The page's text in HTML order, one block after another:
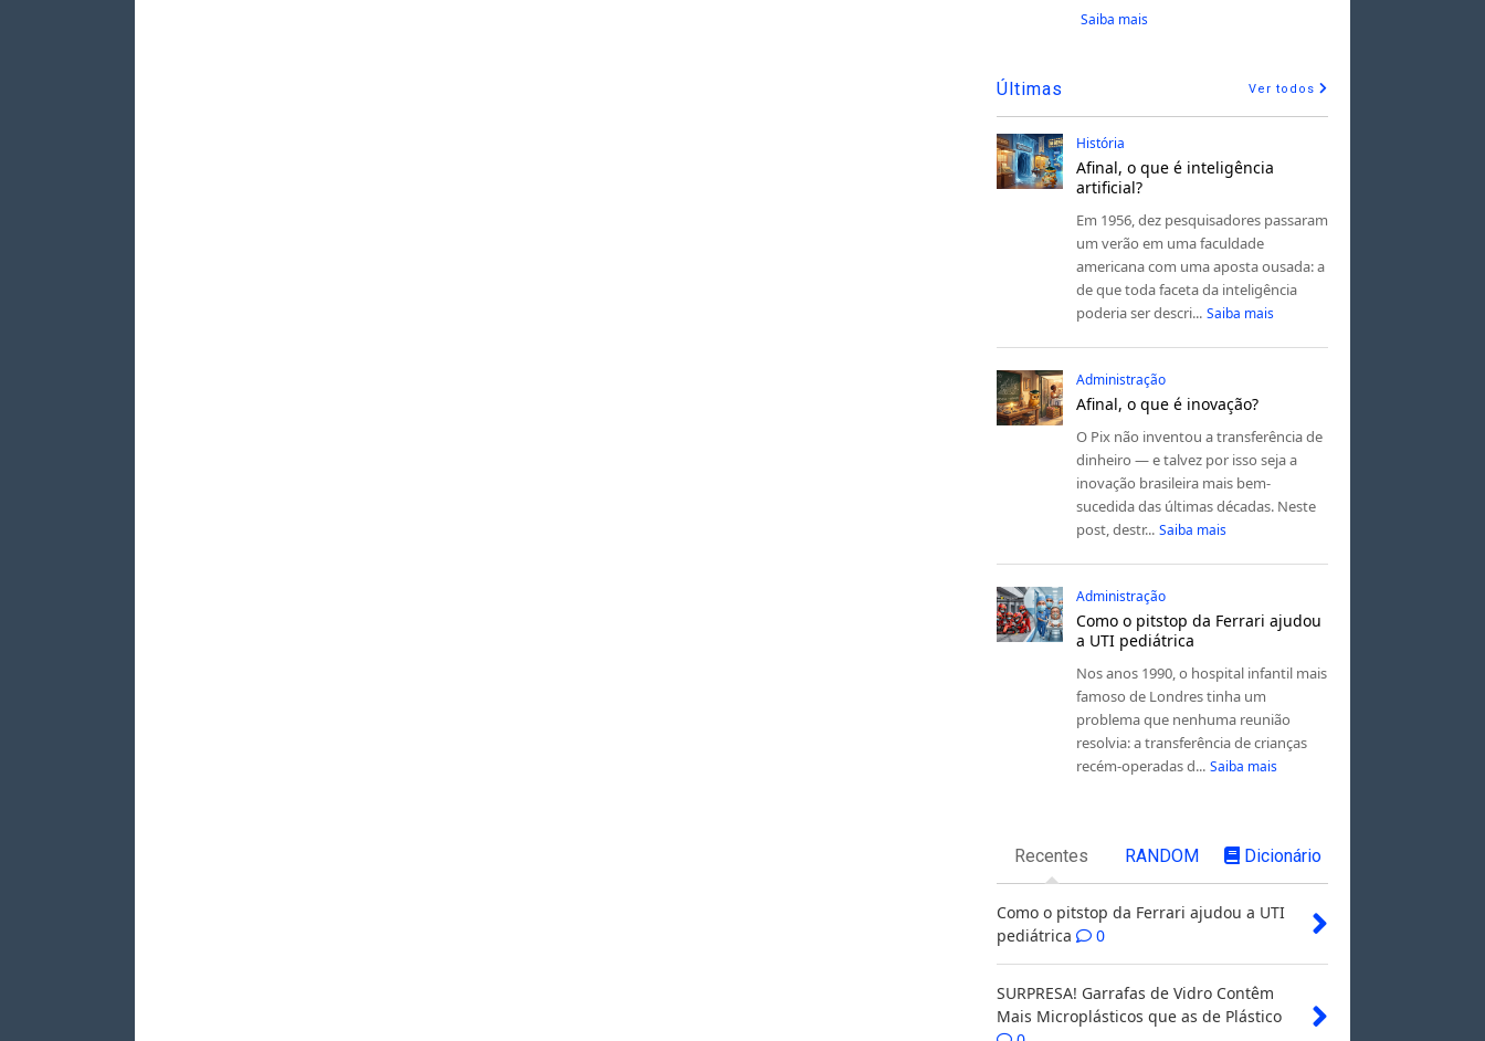
Saiba mais
Últimas Ver todos
História
Afinal, o que é inteligência
artificial?
Em 1956, dez pesquisadores passaram
um verão em uma faculdade
americana com uma aposta ousada: a
de que toda faceta da inteligência
poderia ser descri... Saiba mais
Administração
Afinal, o que é inovação?
O Pix não inventou a transferência de
dinheiro — e talvez por isso seja a
inovação brasileira mais bem-
sucedida das últimas décadas. Neste
post, destr... Saiba mais
Administração
Como o pitstop da Ferrari ajudou
a UTI pediátrica
Nos anos 1990, o hospital infantil mais
famoso de Londres tinha um
problema que nenhuma reunião
resolvia: a transferência de crianças
recém-operadas d... Saiba mais
Recentes RANDOM Dicionário
Como o pitstop da Ferrari ajudou a UTI
pediátrica
0
SURPRESA! Garrafas de Vidro Contêm
Mais Microplásticos que as de Plástico